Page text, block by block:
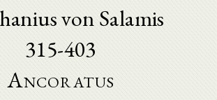
von Salamis
315-403
Ancoratus